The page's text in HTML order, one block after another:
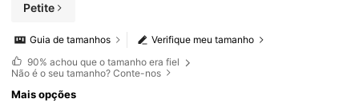
Petite
Verifique meu tamanho
Guia de tamanhos
90% achou que o tamanho era fiel
Não é o seu tamanho? Conte-nos
Mais opções